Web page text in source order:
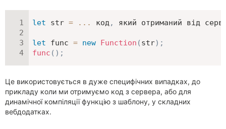
let str = ... код, який отриманий від
let func = new Function (str) ;
func ( ) ;
Це використовується в дуже специфічних випадках, до
прикладу коли ми отримуємо код з сервера, або для
динамічної компіляції функцію з шаблону, у складних
вебдодатках.